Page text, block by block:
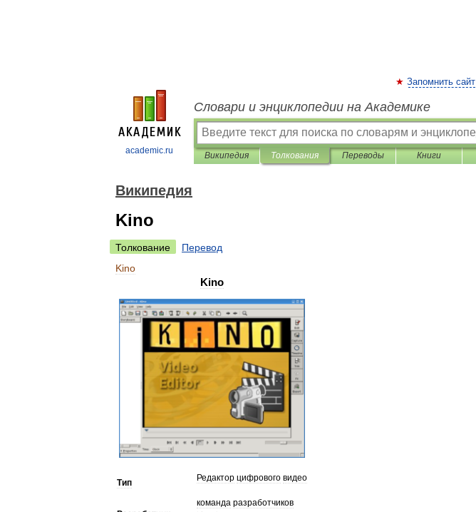
academic.ru
Запомнить сайт
Словари и энциклопедии на Академике
Википедия Толкования Переводы Книги
Википедия
Kino
Толкование
Перевод
Kino
Kino
Тип Редактор цифрового видео
команда разработчиков